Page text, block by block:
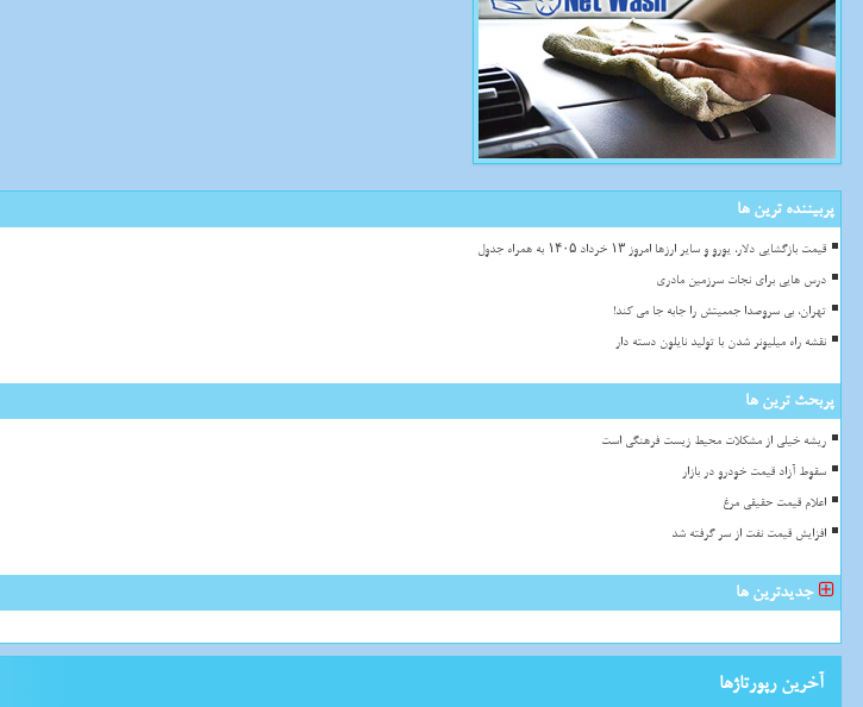
پربیننده ترین ها
قیمت بازگشایی دلار، یورو و سایر ارزها امروز ۱۳ خرداد ۱۴۰۵ به همراه جدول
درس هایی برای نجات سرزمین مادری
تهران، بی سروصدا جمعیتش را جابه جا می کند!
نقشه راه میلیونر شدن با تولید نایلون دسته دار
پربحث ترین ها
ریشه خیلی از مشکلات محیط زیست فرهنگی است
سقوط آزاد قیمت خودرو در بازار
اعلام قیمت حقیقی مرغ
افزایش قیمت نفت از سر گرفته شد
جدیدترین ها
آخرین رپورتاژها